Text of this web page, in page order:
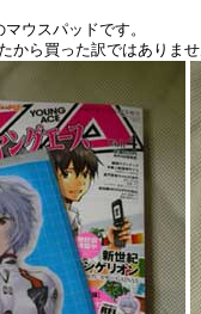
ウスパッドです。
から買った訳ではありま